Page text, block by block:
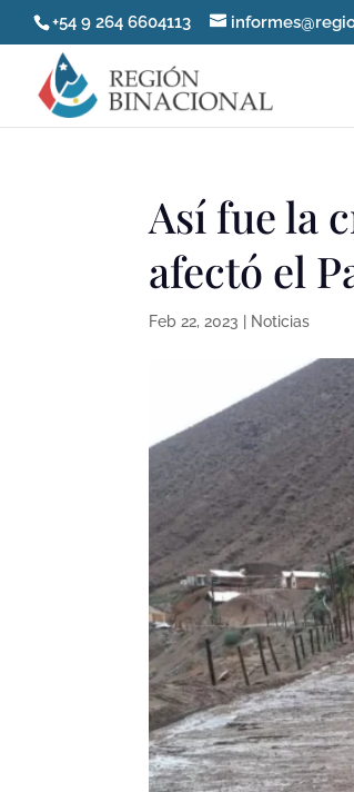
+54 9 264 6604113
Así fue la
afectó el
Feb 22, 2023 Noticias